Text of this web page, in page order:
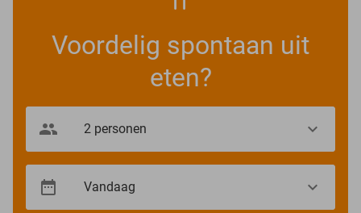
Voordelig spontaan uit
eten?